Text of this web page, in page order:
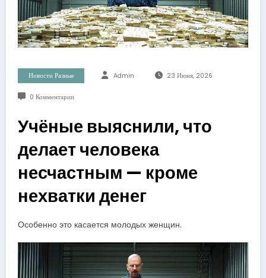
Новости Разные Admin 23 Июня, 2026
0 Комментарии
Учёные выяснили, что
делает человека
несчастным — кроме
нехватки денег
Особенно это касается молодых женщин.